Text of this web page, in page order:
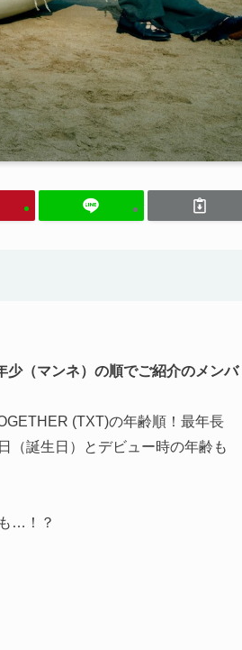
少（マンネ）の順でご紹介のメンバ
(TXT)の年齢順！最年長
（誕生日）とデビュー時の年齢も
…！？